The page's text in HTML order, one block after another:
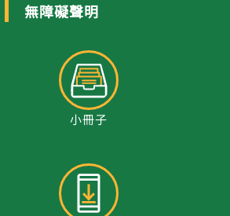
無障礙聲明
小冊子